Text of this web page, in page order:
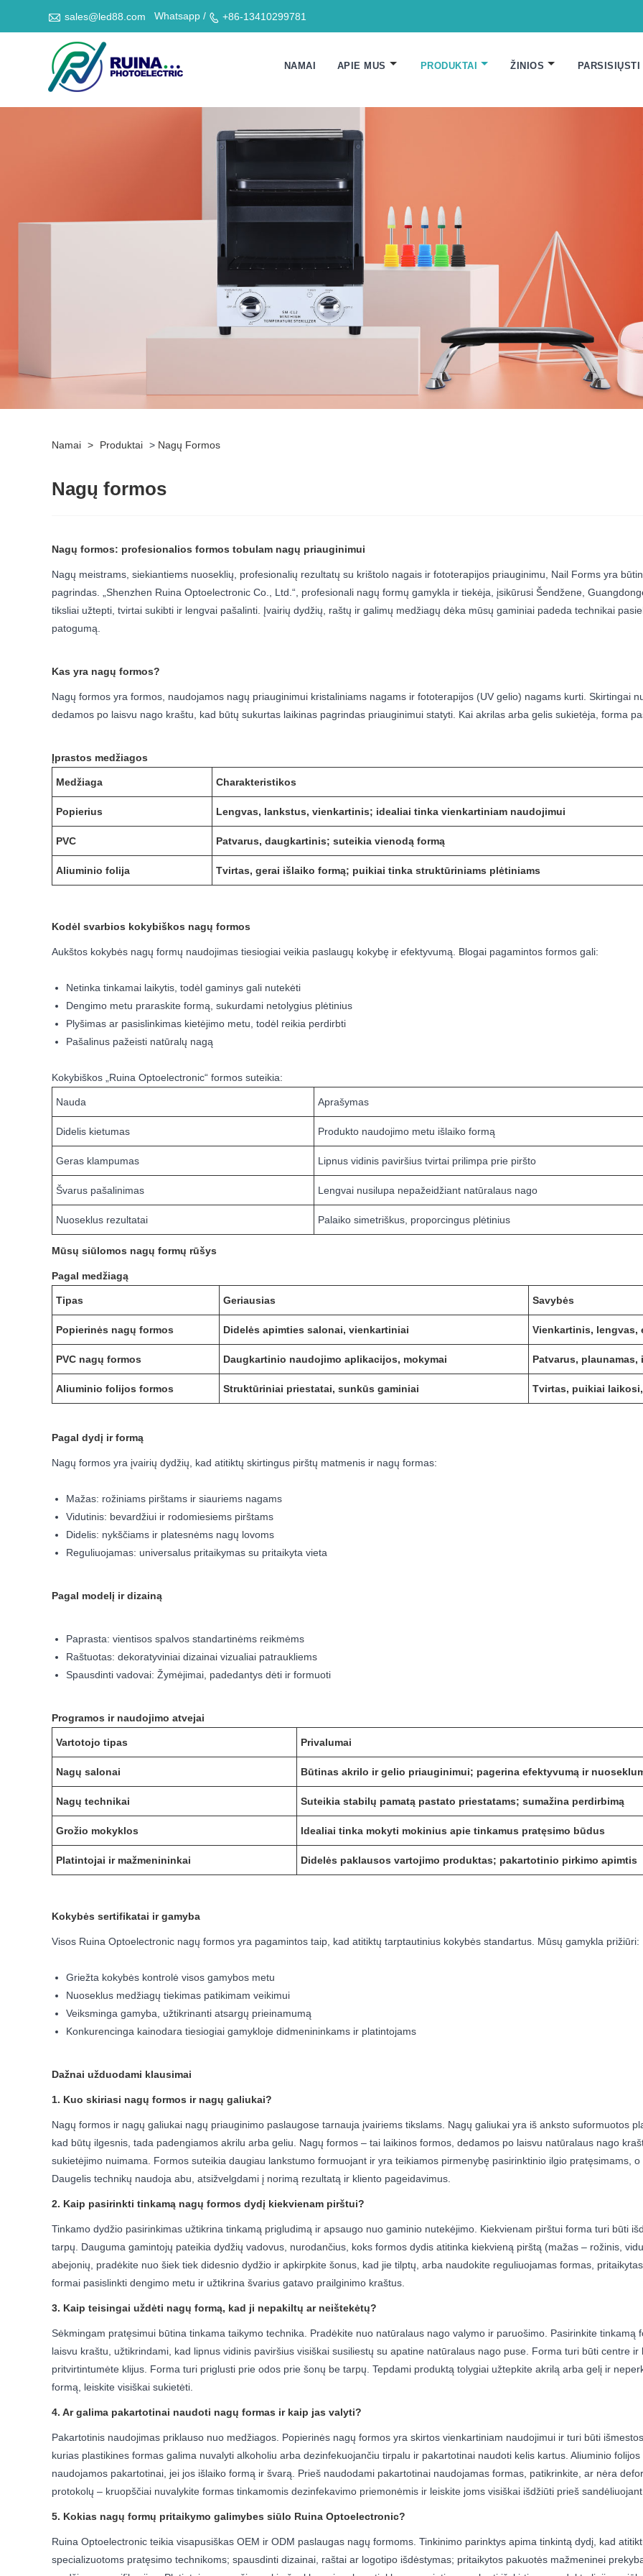
 sales@led88.com Whatsapp /  +86-13410299781
NAMAI APIE MUS PRODUKTAI ŽINIOS PARSISIŲSTI
Namai > Produktai > Nagų Formos
Nagų formos
Nagų formos: profesionalios formos tobulam nagų priauginimui
Nagų meistrams, siekiantiems nuoseklių, profesionalių rezultatų su krištolo nagais ir fototerapijos priauginimu, Nail Forms yra
pagrindas. „Shenzhen Ruina Optoelectronic Co., Ltd.“, profesionali nagų formų gamykla ir tiekėja, įsikūrusi Šendžene,
tiksliai užtepti, tvirtai sukibti ir lengvai pašalinti. Įvairių dydžių, raštų ir galimų medžiagų dėka mūsų gaminiai padeda technikai
patogumą.
Kas yra nagų formos?
Nagų formos yra formos, naudojamos nagų priauginimui kristaliniams nagams ir fototerapijos (UV gelio) nagams kurti. Skirtingai
dedamos po laisvu nago kraštu, kad būtų sukurtas laikinas pagrindas priauginimui statyti. Kai akrilas arba gelis sukietėja, forma
Įprastos medžiagos
Medžiaga Charakteristikos
Popierius Lengvas, lankstus, vienkartinis; idealiai tinka vienkartiniam naudojimui
PVC Patvarus, daugkartinis; suteikia vienodą formą
Aliuminio folija Tvirtas, gerai išlaiko formą; puikiai tinka struktūriniams plėtiniams
Kodėl svarbios kokybiškos nagų formos
Aukštos kokybės nagų formų naudojimas tiesiogiai veikia paslaugų kokybę ir efektyvumą. Blogai pagamintos formos gali:
Netinka tinkamai laikytis, todėl gaminys gali nutekėti
Dengimo metu praraskite formą, sukurdami netolygius plėtinius
Plyšimas ar pasislinkimas kietėjimo metu, todėl reikia perdirbti
Pašalinus pažeisti natūralų nagą
Kokybiškos „Ruina Optoelectronic“ formos suteikia:
Nauda Aprašymas
Didelis kietumas Produkto naudojimo metu išlaiko formą
Geras klampumas Lipnus vidinis paviršius tvirtai prilimpa prie piršto
Švarus pašalinimas Lengvai nusilupa nepažeidžiant natūralaus nago
Nuoseklus rezultatai Palaiko simetriškus, proporcingus plėtinius
Mūsų siūlomos nagų formų rūšys
Pagal medžiagą
Tipas Geriausias Savybės
Popierinės nagų formos Didelės apimties salonai, vienkartiniai Vienkartinis, lengvas,
PVC nagų formos Daugkartinio naudojimo aplikacijos, mokymai Patvarus, plaunamas,
Aliuminio folijos formos Struktūriniai priestatai, sunkūs gaminiai Tvirtas, puikiai
Pagal dydį ir formą
Nagų formos yra įvairių dydžių, kad atitiktų skirtingus pirštų matmenis ir nagų formas:
Mažas: rožiniams pirštams ir siauriems nagams
Vidutinis: bevardžiui ir rodomiesiems pirštams
Didelis: nykščiams ir platesnėms nagų lovoms
Reguliuojamas: universalus pritaikymas su pritaikyta vieta
Pagal modelį ir dizainą
Paprasta: vientisos spalvos standartinėms reikmėms
Raštuotas: dekoratyviniai dizainai vizualiai patraukliems
Spausdinti vadovai: Žymėjimai, padedantys dėti ir formuoti
Programos ir naudojimo atvejai
Vartotojo tipas Privalumai
Nagų salonai Būtinas akrilo ir gelio priauginimui; pagerina efektyvumą ir
Nagų technikai Suteikia stabilų pamatą pastato priestatams; sumažina perdirbimą
Grožio mokyklos Idealiai tinka mokyti mokinius apie tinkamus pratęsimo būdus
Platintojai ir mažmenininkai Didelės paklausos vartojimo produktas; pakartotinio pirkimo apimtis
Kokybės sertifikatai ir gamyba
Visos Ruina Optoelectronic nagų formos yra pagamintos taip, kad atitiktų tarptautinius kokybės standartus. Mūsų gamykla prižiūri:
Griežta kokybės kontrolė visos gamybos metu
Nuoseklus medžiagų tiekimas patikimam veikimui
Veiksminga gamyba, užtikrinanti atsargų prieinamumą
Konkurencinga kainodara tiesiogiai gamykloje didmenininkams ir platintojams
Dažnai užduodami klausimai
1. Kuo skiriasi nagų formos ir nagų galiukai?
Nagų formos ir nagų galiukai nagų priauginimo paslaugose tarnauja įvairiems tikslams. Nagų galiukai yra iš anksto suformuotos
kad būtų ilgesnis, tada padengiamos akrilu arba geliu. Nagų formos – tai laikinos formos, dedamos po laisvu natūralaus nago
sukietėjimo nuimama. Formos suteikia daugiau lankstumo formuojant ir yra teikiamos pirmenybę pasirinktinio ilgio pratęsimams,
Daugelis technikų naudoja abu, atsižvelgdami į norimą rezultatą ir kliento pageidavimus.
2. Kaip pasirinkti tinkamą nagų formos dydį kiekvienam pirštui?
Tinkamo dydžio pasirinkimas užtikrina tinkamą prigludimą ir apsaugo nuo gaminio nutekėjimo. Kiekvienam pirštui forma turi būti
tarpų. Dauguma gamintojų pateikia dydžių vadovus, nurodančius, koks formos dydis atitinka kiekvieną pirštą (mažas – rožinis,
abejonių, pradėkite nuo šiek tiek didesnio dydžio ir apkirpkite šonus, kad jie tilptų, arba naudokite reguliuojamas formas,
formai pasislinkti dengimo metu ir užtikrina švarius gatavo prailginimo kraštus.
3. Kaip teisingai uždėti nagų formą, kad ji nepakiltų ar neištekėtų?
Sėkmingam pratęsimui būtina tinkama taikymo technika. Pradėkite nuo natūralaus nago valymo ir paruošimo. Pasirinkite
laisvu kraštu, užtikrindami, kad lipnus vidinis paviršius visiškai susiliestų su apatine natūralaus nago puse. Forma turi būti centre
pritvirtintumėte klijus. Forma turi priglusti prie odos prie šonų be tarpų. Tepdami produktą tolygiai užtepkite akrilą arba gelį ir
formą, leiskite visiškai sukietėti.
4. Ar galima pakartotinai naudoti nagų formas ir kaip jas valyti?
Pakartotinis naudojimas priklauso nuo medžiagos. Popierinės nagų formos yra skirtos vienkartiniam naudojimui ir turi būti
kurias plastikines formas galima nuvalyti alkoholiu arba dezinfekuojančiu tirpalu ir pakartotinai naudoti kelis kartus. Aliuminio
naudojamos pakartotinai, jei jos išlaiko formą ir švarą. Prieš naudodami pakartotinai naudojamas formas, patikrinkite, ar nėra
protokolų – kruopščiai nuvalykite formas tinkamomis dezinfekavimo priemonėmis ir leiskite joms visiškai išdžiūti prieš
5. Kokias nagų formų pritaikymo galimybes siūlo Ruina Optoelectronic?
Ruina Optoelectronic teikia visapusiškas OEM ir ODM paslaugas nagų formoms. Tinkinimo parinktys apima tinkintą dydį, kad
specializuotoms pratęsimo technikoms; spausdinti dizainai, raštai ar logotipo išdėstymas; pritaikytos pakuotės mažmeninei